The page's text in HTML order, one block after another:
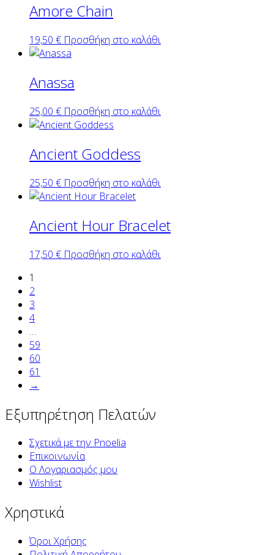
Amore Chain
19,50 € Προσθήκη στο καλάθι
Anassa
25,00 € Προσθήκη στο καλάθι
Ancient Goddess
25,50 € Προσθήκη στο καλάθι
Ancient Hour Bracelet
17,50 € Προσθήκη στο καλάθι
1
2
3
4
…
59
60
61
→
Εξυπηρέτηση Πελατών
Σχετικά με την Pnoelia
Επικοινωνία
Ο Λογαριασμός μου
Wishlist
Χρηστικά
Όροι Χρήσης